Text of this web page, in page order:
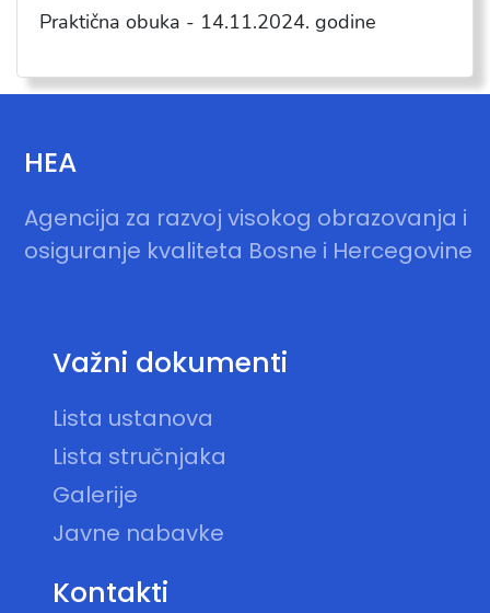
Praktična obuka - 14.11.2024. godine
HEA
Agencija za razvoj visokog obrazovanja i
osiguranje kvaliteta Bosne i Hercegovine
Važni dokumenti
Lista ustanova
Lista stručnjaka
Galerije
Javne nabavke
Kontakti